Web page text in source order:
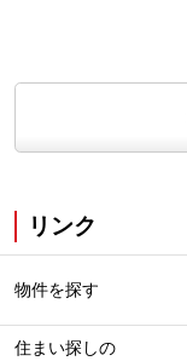
リンク
物件を探す
住まい探しの